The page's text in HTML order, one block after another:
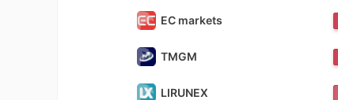
EC markets
TMGM
LIRUNEX